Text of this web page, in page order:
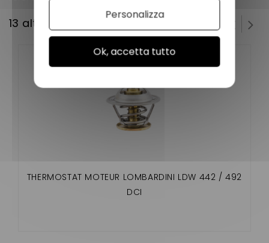
13 altri prodotti della stessa categoria:
THERMOSTAT MOTEUR LOMBARDINI LDW 442 / 492
DCI
Ok, accetta tutto
Personalizza